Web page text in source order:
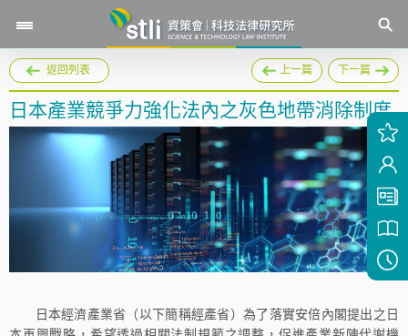
返回列表 上一篇 下一篇
日本產業競爭力強化法內之灰色地帶消除制度
日本經濟產業省（以下簡稱經產省）為了落實安倍內閣提出之日